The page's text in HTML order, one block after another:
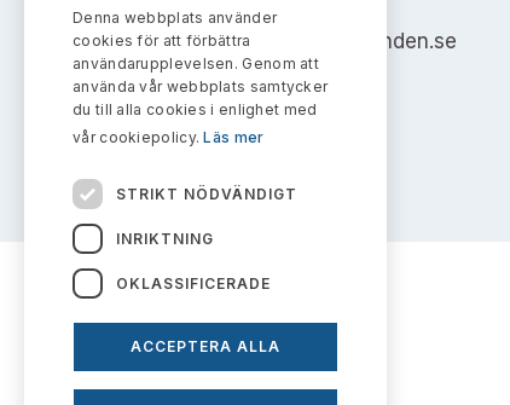
info@aktiemarknadsnamnden.se
Denna webbplats använder
cookies för att förbättra
användarupplevelsen. Genom att
använda vår webbplats samtycker
du till alla cookies i enlighet med
vår cookiepolicy.Läs mer
STRIKT NÖDVÄNDIGT
INRIKTNING
OKLASSIFICERADE
ACCEPTERA ALLA